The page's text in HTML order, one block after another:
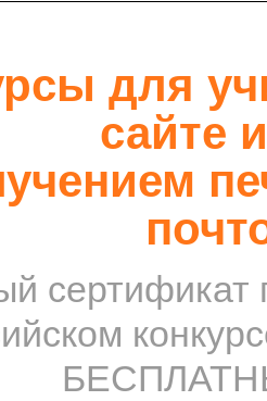
для
сайте
сертификат